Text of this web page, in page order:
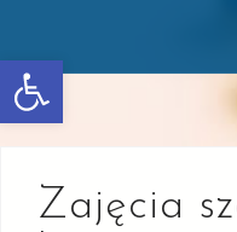
Otwórz pasek narzędzi
content
Zajęcia